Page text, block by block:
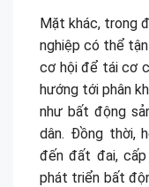
Mặt khác, trong
nghiệp có thể
cơ hội để tái cơ
hướng tới phân
như bất động
dân. Đồng thời,
đến đất đai,
phát triển bất